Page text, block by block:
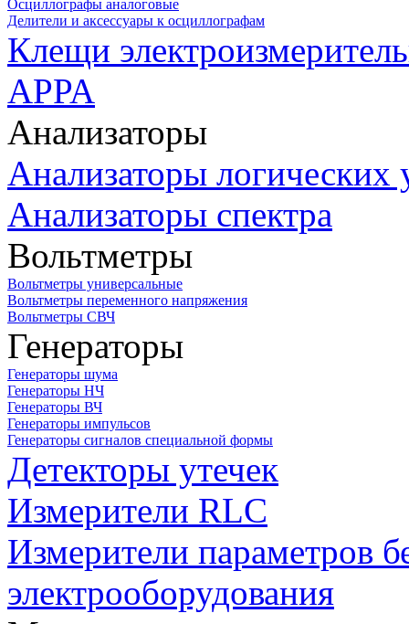
Осциллографы аналоговые
Делители и аксессуары к осциллографам
Клещи
APPA
Анализаторы
Анализаторы логических
Анализаторы спектра
Вольтметры
Вольтметры универсальные
Вольтметры переменного напряжения
Вольтметры СВЧ
Генераторы
Генераторы шума
Генераторы НЧ
Генераторы ВЧ
Генераторы импульсов
Генераторы сигналов специальной формы
Детекторы утечек
Измерители RLC
Измерители параметров
электрооборудования